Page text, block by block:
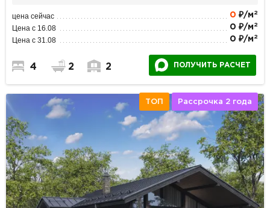
цена сейчас 0 ₽/м 2
Цена с 16.08 0 ₽/м 2
Цена с 31.08 0 ₽/м 2
4 2 2 ПОЛУЧИТЬ РАСЧЕТ
ТОП Рассрочка 2 года